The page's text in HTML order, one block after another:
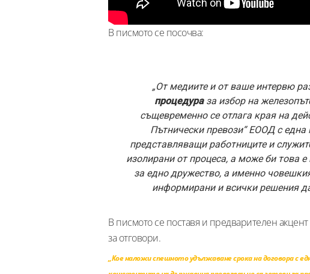
В писмото се посочва:
„От медиите и от ваше интервю
процедураза избор на
същевременно се отлага края на
Пътнически превози“ ЕООД с една
представляващи работниците и
изолирани от процеса, а може би това
за едно дружество, а именно
информирани и всички решения
В писмото се поставя и предварителен
за отговори.
„Кое наложи спешното удължаване срока на договора с